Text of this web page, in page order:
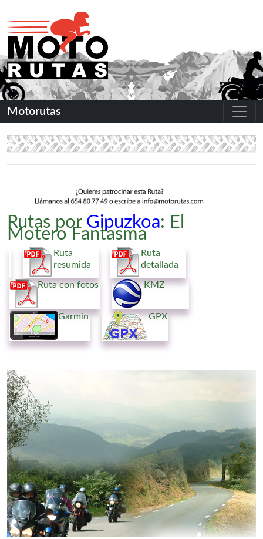
Motorutas
Rutas por Gipuzkoa: El
Motero Fantasma
Ruta
resumida
Ruta
detallada
Ruta con fotos KMZ
Garmin GPX